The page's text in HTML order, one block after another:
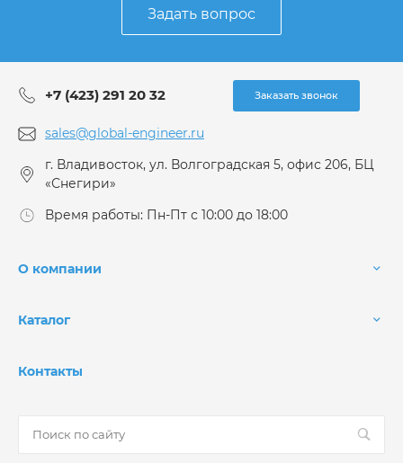
Задать вопрос
+7 (423) 291 20 32 Заказать звонок
sales@global-engineer.ru
г. Владивосток, ул. Волгоградская 5, офис 206, БЦ
«Снегири»
Время работы: Пн-Пт с 10:00 до 18:00
О компании
Каталог
Контакты